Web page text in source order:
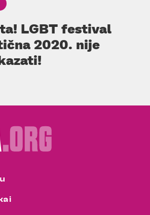
LGBT festival
2020. nije
i